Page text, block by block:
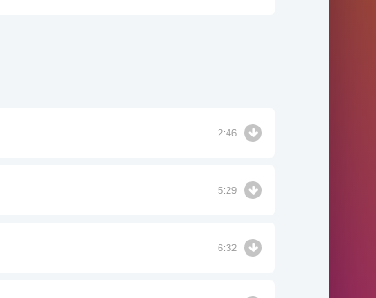
2:46
5:29
6:32